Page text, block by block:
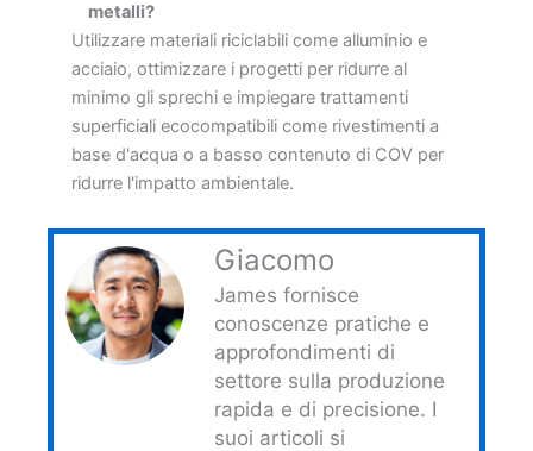
metalli?
Utilizzare materiali riciclabili come alluminio e
acciaio, ottimizzare i progetti per ridurre al
minimo gli sprechi e impiegare trattamenti
superficiali ecocompatibili come rivestimenti a
base d'acqua o a basso contenuto di COV per
ridurre l'impatto ambientale.
Giacomo
James fornisce
conoscenze pratiche e
approfondimenti di
settore sulla produzione
rapida e di precisione. I
suoi articoli si
Portuguese
Russian
Spanish